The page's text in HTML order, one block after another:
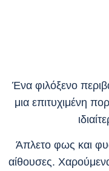
Ένα φιλόξενο
μια επιτυχιμένη
Άπλετο φως και
αίθουσες.